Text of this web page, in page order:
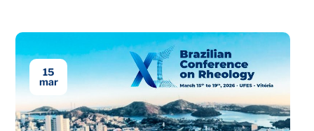
15
mar